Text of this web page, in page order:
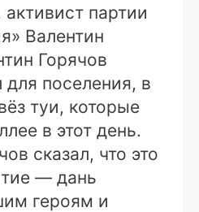
партии
Валентин
Горячов
поселения, в
туи, которые
в этот день.
сказал, что это
— дань
героям и